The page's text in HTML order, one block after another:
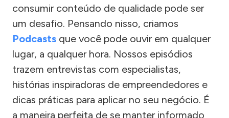
consumir conteúdo de qualidade pode ser
um desafio. Pensando nisso, criamos
Podcasts que você pode ouvir em qualquer
lugar, a qualquer hora. Nossos episódios
trazem entrevistas com especialistas,
histórias inspiradoras de empreendedores e
dicas práticas para aplicar no seu negócio. É
a maneira perfeita de se manter informado